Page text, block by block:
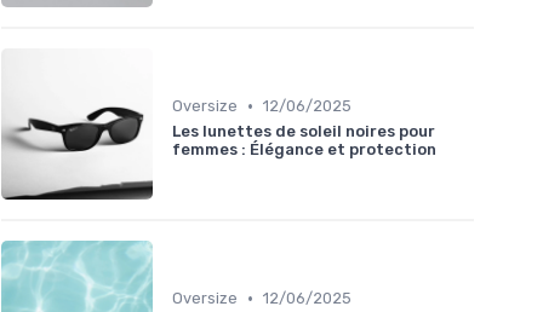
Oversize • 12/06/2025
Les lunettes de soleil noires pour
femmes : Élégance et protection
Oversize • 12/06/2025